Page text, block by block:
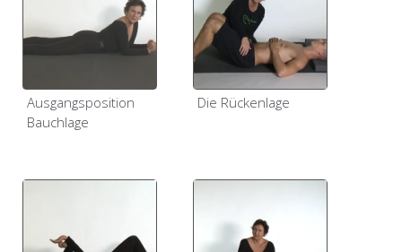
Ausgangsposition
Bauchlage
Die Rückenlage